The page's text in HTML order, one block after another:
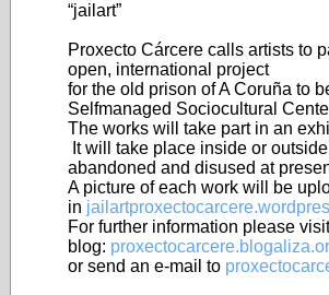
“jailart”
Proxecto Cárcere calls artists to
open, international project
for the old prison of A Coruña to
Selfmanaged Sociocultural
The works will take part in an
It will take place inside or
abandoned and disused at
A picture of each work will be
in
For further information please
blog:
or send an e-mail to